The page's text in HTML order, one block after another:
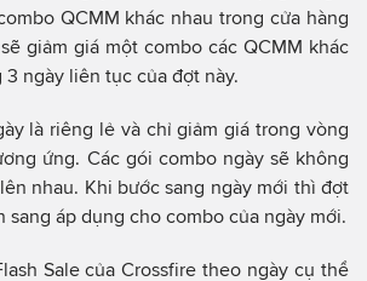
QCMM khác nhau trong cửa hàng
giảm giá một combo các QCMM khác
ngày liên tục của đợt này.
là riêng lẻ và chỉ giảm giá trong vòng
ứng. Các gói combo ngày sẽ không
nhau. Khi bước sang ngày mới thì đợt
sang áp dụng cho combo của ngày mới.
Sale của Crossfire theo ngày cụ thể